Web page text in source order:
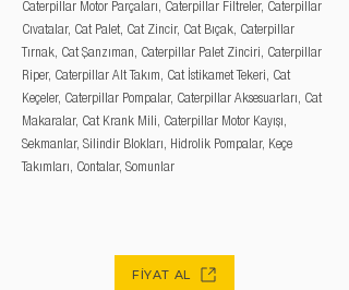
Caterpillar Motor Parçaları, Caterpillar Filtreler, Caterpillar
Cıvatalar, Cat Palet, Cat Zincir, Cat Bıçak, Caterpillar
Tırnak, Cat Şanzıman, Caterpillar Palet Zinciri, Caterpillar
Riper, Caterpillar Alt Takım, Cat İstikamet Tekeri, Cat
Keçeler, Caterpillar Pompalar, Caterpillar Aksesuarları, Cat
Makaralar, Cat Krank Mili, Caterpillar Motor Kayışı,
Sekmanlar, Silindir Blokları, Hidrolik Pompalar, Keçe
Takımları, Contalar, Somunlar
FİYAT AL